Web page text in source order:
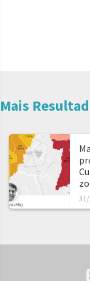
Mais
31/